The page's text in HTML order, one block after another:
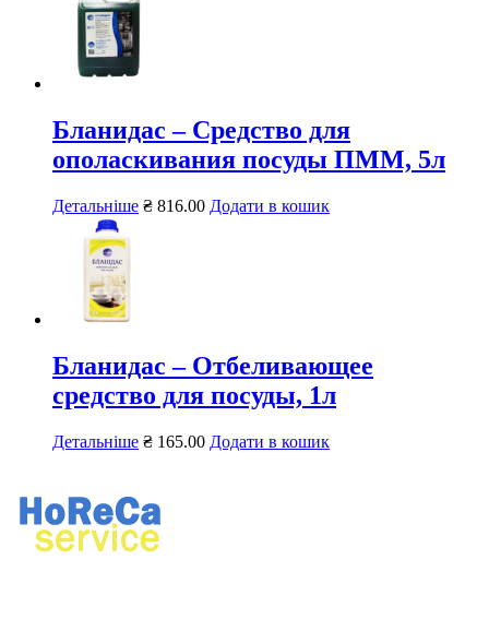
Бланидас – Средство для
ополаскивания посуды ПММ, 5л
Детальніше ₴ 816.00 Додати в кошик
Бланидас – Отбеливающее
средство для посуды, 1л
Детальніше ₴ 165.00 Додати в кошик